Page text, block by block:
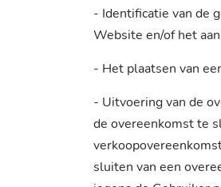
- Identificatie van de
Website en/of het
- Het plaatsen van
- Uitvoering van de
de overeenkomst te
sluiten van een